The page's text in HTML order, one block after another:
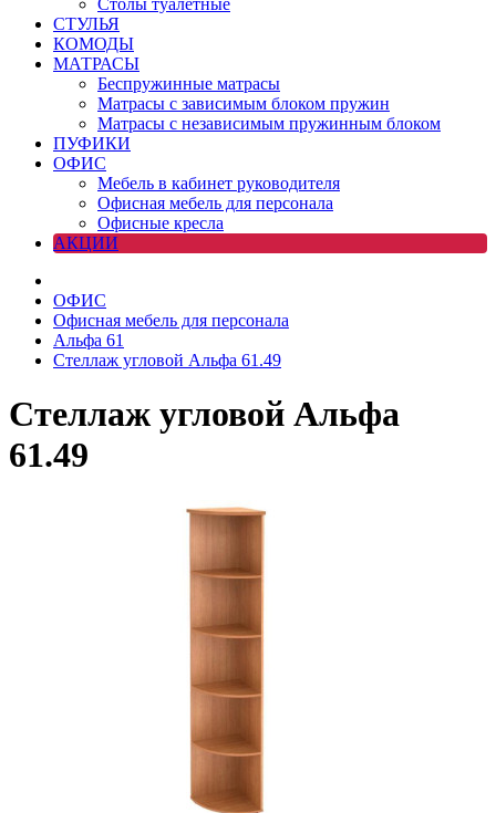
Столы туалетные
СТУЛЬЯ
КОМОДЫ
МАТРАСЫ
Беспружинные матрасы
Матрасы с зависимым блоком пружин
Матрасы с независимым пружинным блоком
ПУФИКИ
ОФИС
Мебель в кабинет руководителя
Офисная мебель для персонала
Офисные кресла
АКЦИИ
ОФИС
Офисная мебель для персонала
Альфа 61
Стеллаж угловой Альфа 61.49
Стеллаж угловой Альфа
61.49